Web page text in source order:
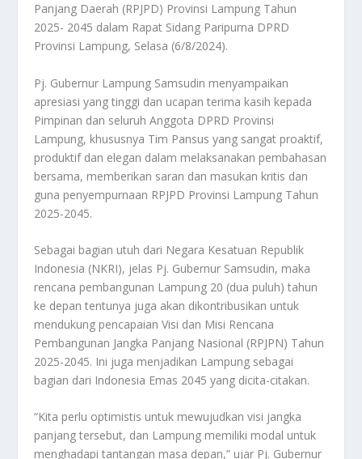
Panjang Daerah (RPJPD) Provinsi Lampung Tahun
2025- 2045 dalam Rapat Sidang Paripurna DPRD
Provinsi Lampung, Selasa (6/8/2024).
Pj. Gubernur Lampung Samsudin menyampaikan
apresiasi yang tinggi dan ucapan terima kasih kepada
Pimpinan dan seluruh Anggota DPRD Provinsi
Lampung, khususnya Tim Pansus yang sangat proaktif,
produktif dan elegan dalam melaksanakan pembahasan
bersama, memberikan saran dan masukan kritis dan
guna penyempurnaan RPJPD Provinsi Lampung Tahun
2025-2045.
Sebagai bagian utuh dari Negara Kesatuan Republik
Indonesia (NKRI), jelas Pj. Gubernur Samsudin, maka
rencana pembangunan Lampung 20 (dua puluh) tahun
ke depan tentunya juga akan dikontribusikan untuk
mendukung pencapaian Visi dan Misi Rencana
Pembangunan Jangka Panjang Nasional (RPJPN) Tahun
2025-2045. Ini juga menjadikan Lampung sebagai
bagian dari Indonesia Emas 2045 yang dicita-citakan.
“Kita perlu optimistis untuk mewujudkan visi jangka
panjang tersebut, dan Lampung memiliki modal untuk
menghadapi tantangan masa depan,” ujar Pj. Gubernur